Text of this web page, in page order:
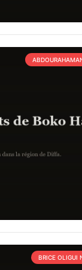
BRICE OLIGUI